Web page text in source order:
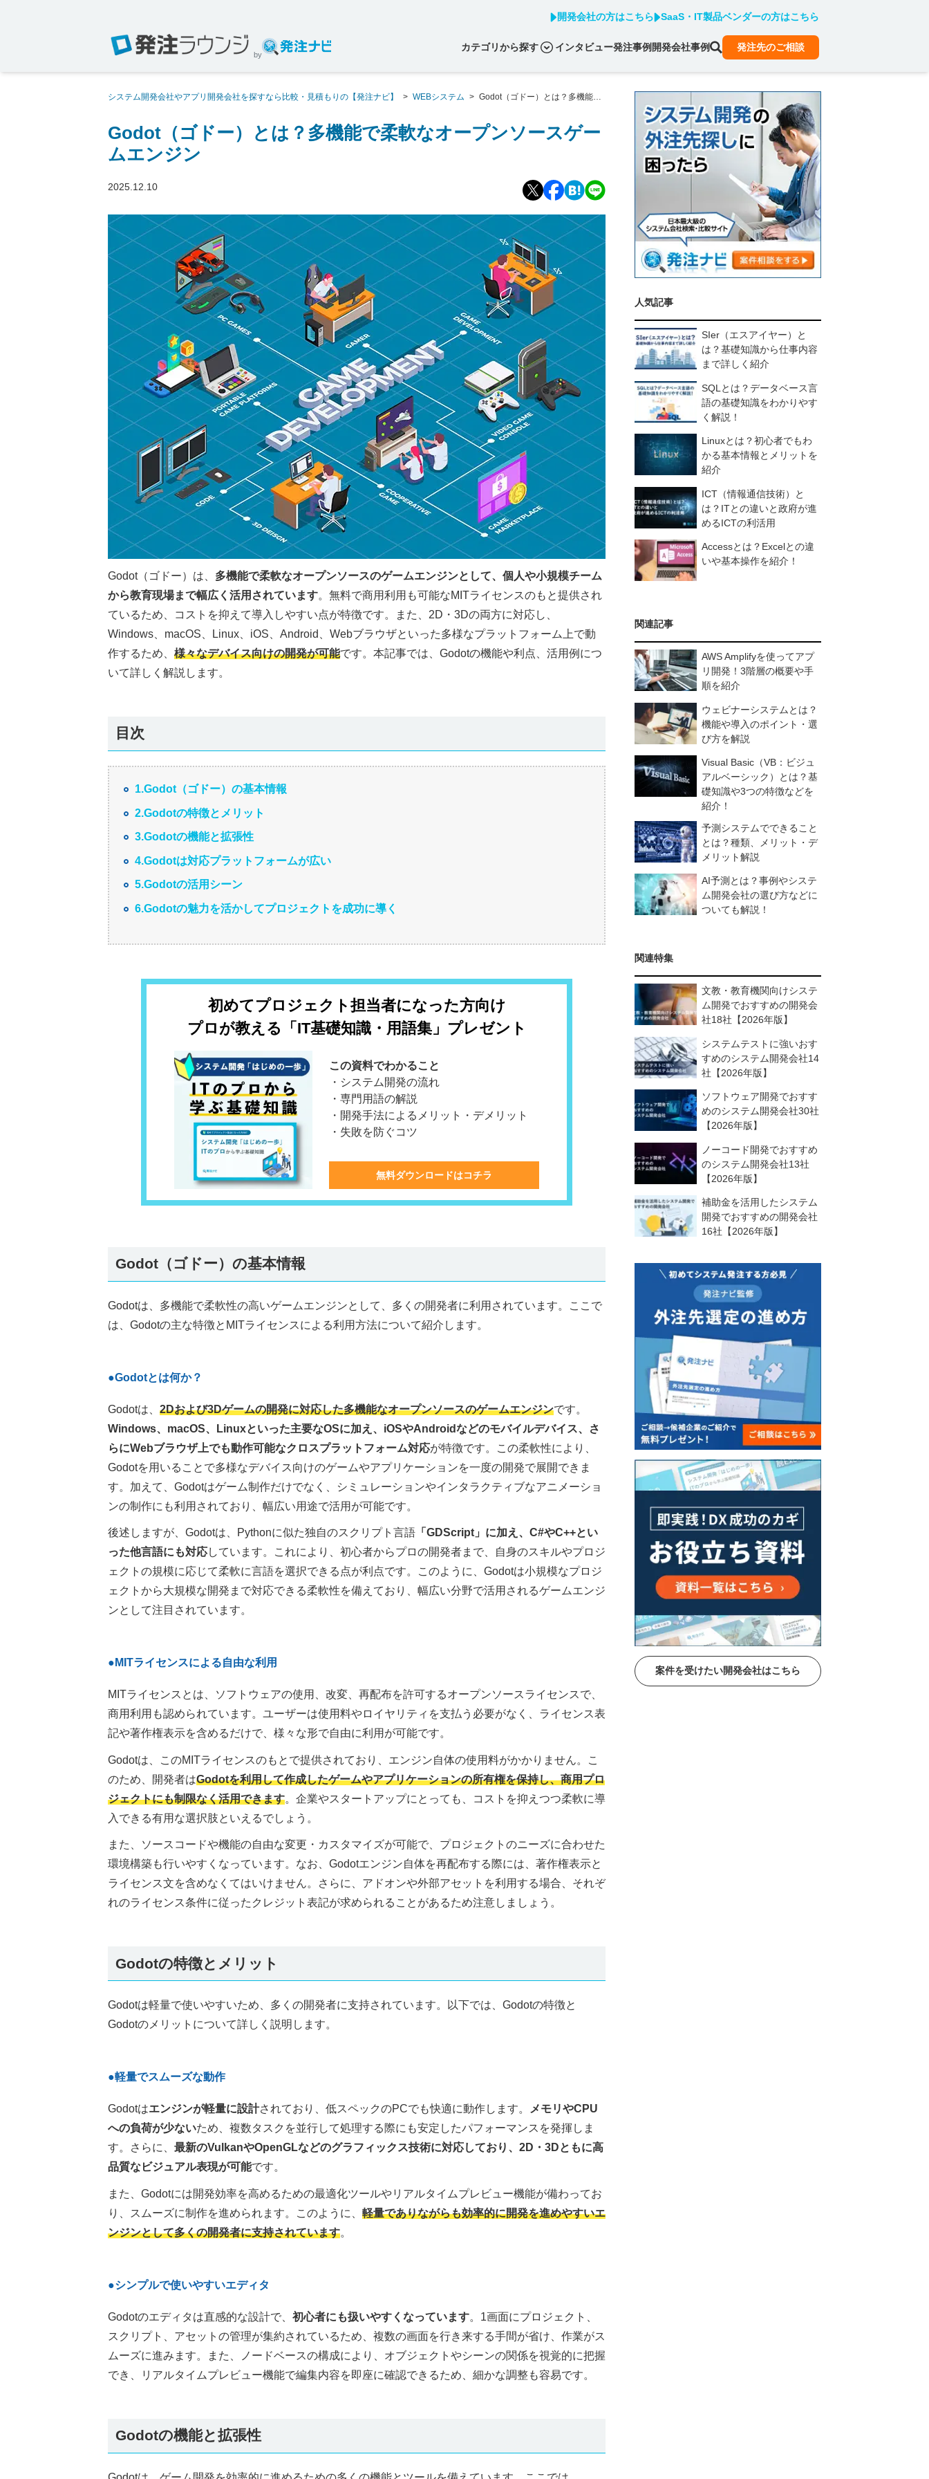
開発会社の方はこちら SaaS・IT製品ベンダーの方はこちら
by
カテゴリから探す インタビュー発注事例 開発会社事例 発注先のご相談
システム開発会社やアプリ開発会社を探すなら比較・見積もりの【発注ナビ】 > WEBシステム > Godot（ゴドー）とは？多機能で
Godot（ゴドー）とは？多機能で柔軟なオープンソースゲー
ムエンジン
2025.12.10
Godot（ゴドー）は、 多機能で柔軟なオープンソースのゲームエンジンとして、個人や小規模チーム
から教育現場まで幅広く活用されています。無料で商用利用も可能なMITライセンスのもと提供され
ているため、コストを抑えて導入しやすい点が特徴です。また、2D・3Dの両方に対応し、
Windows、macOS、Linux、iOS、Android、Webブラウザといった多様なプラットフォーム上で動
作するため、 様々なデバイス向けの開発が可能です。本記事では、Godotの機能や利点、活用例につ
いて詳しく解説します。
目次
1.Godot（ゴドー）の基本情報
2.Godotの特徴とメリット
3.Godotの機能と拡張性
4.Godotは対応プラットフォームが広い
5.Godotの活用シーン
6.Godotの魅力を活かしてプロジェクトを成功に導く
初めてプロジェクト担当者になった方向け
プロが教える「IT基礎知識・用語集」プレゼント
この資料でわかること
・システム開発の流れ
・専門用語の解説
・開発手法によるメリット・デメリット
・失敗を防ぐコツ
無料ダウンロードはコチラ
Godot（ゴドー）の基本情報
Godotは、多機能で柔軟性の高いゲームエンジンとして、多くの開発者に利用されています。ここで
は、Godotの主な特徴とMITライセンスによる利用方法について紹介します。
●Godotとは何か？
Godotは、 2Dおよび3Dゲームの開発に対応した多機能なオープンソースのゲームエンジンです。
Windows、macOS、Linuxといった主要なOSに加え、iOSやAndroidなどのモバイルデバイス、さ
らにWebブラウザ上でも動作可能なクロスプラットフォーム対応が特徴です。この柔軟性により、
Godotを用いることで多様なデバイス向けのゲームやアプリケーションを一度の開発で展開できま
す。加えて、Godotはゲーム制作だけでなく、シミュレーションやインタラクティブなアニメーショ
ンの制作にも利用されており、幅広い用途で活用が可能です。
後述しますが、Godotは、Pythonに似た独自のスクリプト言語 「GDScript」に加え、C#やC++とい
った他言語にも対応しています。これにより、初心者からプロの開発者まで、自身のスキルやプロジ
ェクトの規模に応じて柔軟に言語を選択できる点が利点です。このように、Godotは小規模なプロジ
ェクトから大規模な開発まで対応できる柔軟性を備えており、幅広い分野で活用されるゲームエンジ
ンとして注目されています。
●MITライセンスによる自由な利用
MITライセンスとは、ソフトウェアの使用、改変、再配布を許可するオープンソースライセンスで、
商用利用も認められています。ユーザーは使用料やロイヤリティを支払う必要がなく、ライセンス表
記や著作権表示を含めるだけで、様々な形で自由に利用が可能です。
Godotは、このMITライセンスのもとで提供されており、エンジン自体の使用料がかかりません。こ
のため、開発者はGodotを利用して作成したゲームやアプリケーションの所有権を保持し、商用プロ
ジェクトにも制限なく活用できます。企業やスタートアップにとっても、コストを抑えつつ柔軟に導
入できる有用な選択肢といえるでしょう。
また、ソースコードや機能の自由な変更・カスタマイズが可能で、プロジェクトのニーズに合わせた
環境構築も行いやすくなっています。なお、Godotエンジン自体を再配布する際には、著作権表示と
ライセンス文を含めなくてはいけません。さらに、アドオンや外部アセットを利用する場合、それぞ
れのライセンス条件に従ったクレジット表記が求められることがあるため注意しましょう。
Godotの特徴とメリット
Godotは軽量で使いやすいため、多くの開発者に支持されています。以下では、Godotの特徴と
Godotのメリットについて詳しく説明します。
●軽量でスムーズな動作
Godotはエンジンが軽量に設計されており、低スペックのPCでも快適に動作します。
メモリやCPU
への負荷が少ないため、複数タスクを並行して処理する際にも安定したパフォーマンスを発揮しま
す。さらに、 最新のVulkanやOpenGLなどのグラフィックス技術に対応しており、2D・3Dともに高
品質なビジュアル表現が可能です。
また、Godotには開発効率を高めるための最適化ツールやリアルタイムプレビュー機能が備わってお
り、スムーズに制作を進められます。このように、 軽量でありながらも効率的に開発を進めやすいエ
ンジンとして多くの開発者に支持されています。
●シンプルで使いやすいエディタ
Godotのエディタは直感的な設計で、 初心者にも扱いやすくなっています。1画面にプロジェクト、
スクリプト、アセットの管理が集約されているため、複数の画面を行き来する手間が省け、作業がス
ムーズに進みます。また、ノードベースの構成により、オブジェクトやシーンの関係を視覚的に把握
でき、リアルタイムプレビュー機能で編集内容を即座に確認できるため、細かな調整も容易です。
Godotの機能と拡張性
人気記事
SIer（エスアイヤー）と
は？基礎知識から仕事内容
まで詳しく紹介
SQLとは？データベース言
語の基礎知識をわかりやす
く解説！
Linuxとは？初心者でもわ
かる基本情報とメリットを
紹介
ICT（情報通信技術）と
は？ITとの違いと政府が進
めるICTの利活用
Accessとは？Excelとの違
いや基本操作を紹介！
関連記事
AWS Amplifyを使ってアプ
リ開発！3階層の概要や手
順を紹介
ウェビナーシステムとは？
機能や導入のポイント・選
び方を解説
Visual Basic（VB：ビジュ
アルベーシック）とは？基
礎知識や3つの特徴などを
紹介！
予測システムでできること
とは？種類、メリット・デ
メリット解説
AI予測とは？事例やシステ
ム開発会社の選び方などに
ついても解説！
関連特集
文教・教育機関向けシステ
ム開発でおすすめの開発会
社18社【2026年版】
システムテストに強いおす
すめのシステム開発会社14
社【2026年版】
ソフトウェア開発でおすす
めのシステム開発会社30社
【2026年版】
ノーコード開発でおすすめ
のシステム開発会社13社
【2026年版】
補助金を活用したシステム
開発でおすすめの開発会社
16社【2026年版】
案件を受けたい開発会社はこちら